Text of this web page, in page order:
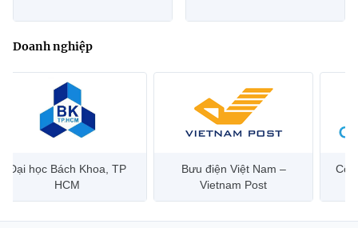
Doanh nghiệp
Đại học Bách Khoa, TP
HCM
Bưu điện Việt Nam –
Vietnam Post